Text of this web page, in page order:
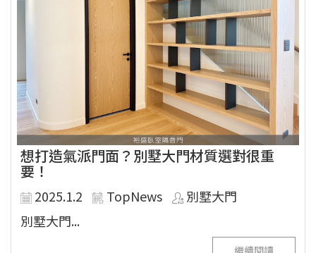
想打造氣派門面？別墅大門材質選對很重
要！
2025.1.2 TopNews
別墅大門
別墅大門...